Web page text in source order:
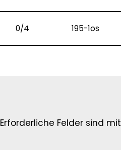
0/4 195-1os
Erforderliche Felder sind mit